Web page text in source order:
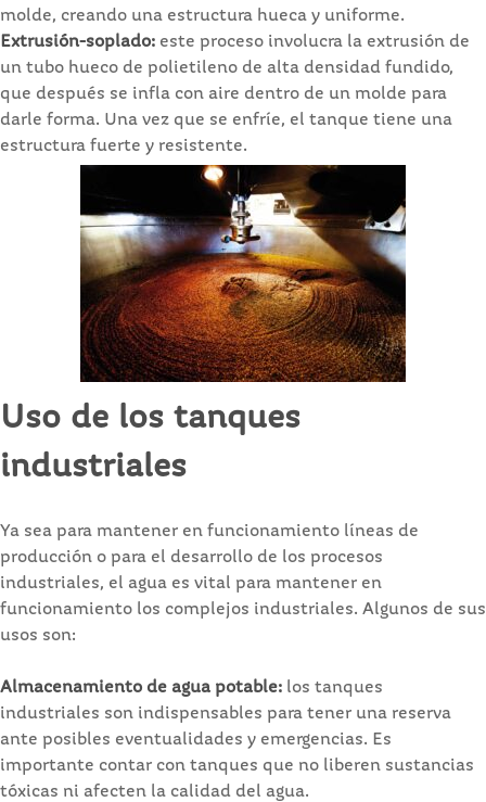
molde, creando una estructura hueca y uniforme.
Extrusión-soplado: este proceso involucra la extrusión de
un tubo hueco de polietileno de alta densidad fundido,
que después se infla con aire dentro de un molde para
darle forma. Una vez que se enfríe, el tanque tiene una
estructura fuerte y resistente.
Uso de los tanques
industriales
Ya sea para mantener en funcionamiento líneas de
producción o para el desarrollo de los procesos
industriales, el agua es vital para mantener en
funcionamiento los complejos industriales. Algunos de sus
usos son:
Almacenamiento de agua potable: los tanques
industriales son indispensables para tener una reserva
ante posibles eventualidades y emergencias. Es
importante contar con tanques que no liberen sustancias
tóxicas ni afecten la calidad del agua.